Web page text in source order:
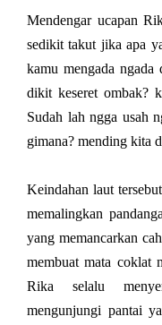
Mendengar ucapan
sedikit takut jika apa
kamu mengada
dikit keseret ombak?
Sudah lah ngga usah
gimana? mending kita
Keindahan laut
memalingkan
yang memancarkan
membuat mata coklat
Rika selalu
mengunjungi pantai